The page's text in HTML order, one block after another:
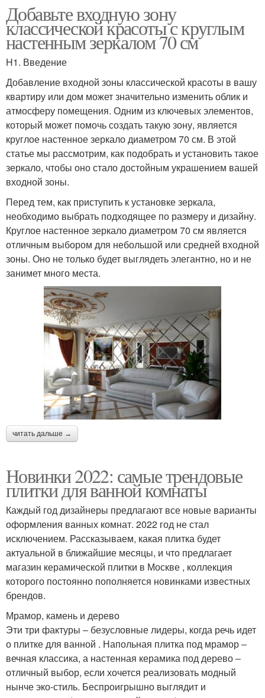
Добавьте входную зону
классической красоты с круглым
настенным зеркалом 70 см
H1. Введение
Добавление входной зоны классической красоты в вашу
квартиру или дом может значительно изменить облик и
атмосферу помещения. Одним из ключевых элементов,
который может помочь создать такую зону, является
круглое настенное зеркало диаметром 70 см. В этой
статье мы рассмотрим, как подобрать и установить такое
зеркало, чтобы оно стало достойным украшением вашей
входной зоны.
Перед тем, как приступить к установке зеркала,
необходимо выбрать подходящее по размеру и дизайну.
Круглое настенное зеркало диаметром 70 см является
отличным выбором для небольшой или средней входной
зоны. Оно не только будет выглядеть элегантно, но и не
занимет много места.
читать дальше →
Новинки 2022: самые трендовые
плитки для ванной комнаты
Каждый год дизайнеры предлагают все новые варианты
оформления ванных комнат. 2022 год не стал
исключением. Рассказываем, какая плитка будет
актуальной в ближайшие месяцы, и что предлагает
магазин керамической плитки в Москве , коллекция
которого постоянно пополняется новинками известных
брендов.
Мрамор, камень и дерево
Эти три фактуры ‒ безусловные лидеры, когда речь идет
о плитке для ванной . Напольная плитка под мрамор ‒
вечная классика, а настенная керамика под дерево ‒
отличный выбор, если хочется реализовать модный
нынче эко-стиль. Беспроигрышно выглядит и